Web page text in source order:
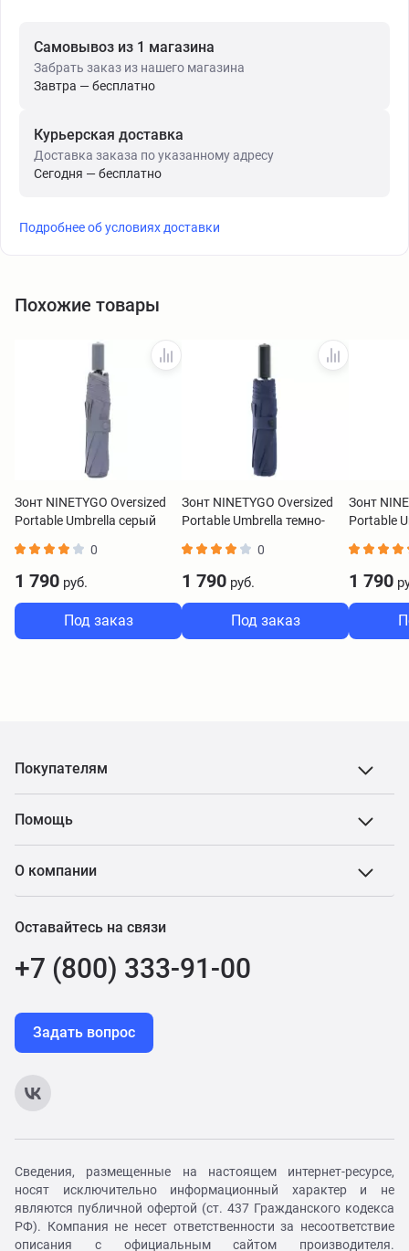
Самовывоз из 1 магазина
Забрать заказ из нашего магазина
Завтра — бесплатно
Курьерская доставка
Доставка заказа по указанному адресу
Сегодня — бесплатно
Подробнее об условиях доставки
Похожие товары
Зонт NINETYGO Oversized
Portable Umbrella серый
0
1 790 руб.
Под заказ
Зонт NINETYGO Oversized
Portable Umbrella темно-
0
1 790 руб.
Под заказ
Зонт
Portable
1 790
Покупателям
Помощь
О компании
Оставайтесь на связи
+7 (800) 333-91-00
Задать вопрос
Сведения, размещенные на настоящем интернет-ресурсе,
носят исключительно информационный характер и не
являются публичной офертой (ст. 437 Гражданского кодекса
РФ). Компания не несет ответственности за несоответствие
описания с официальным сайтом производителя.